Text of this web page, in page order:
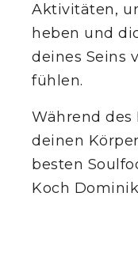
Aktivitäten,
heben und
deines Seins
fühlen.
Während des
deinen
besten
Koch